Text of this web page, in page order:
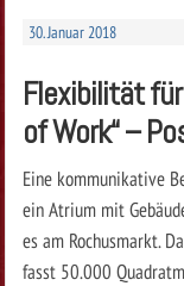
30. Januar 2018
Flexibilität
of Work“ –
Eine kommunikative
ein Atrium mit
es am Rochusmarkt.
fasst 50.000